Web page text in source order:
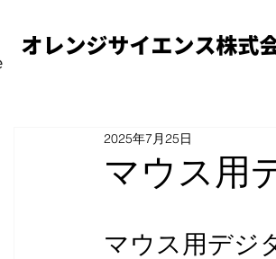
マウス用
2025年7月25日
マウス用デジ